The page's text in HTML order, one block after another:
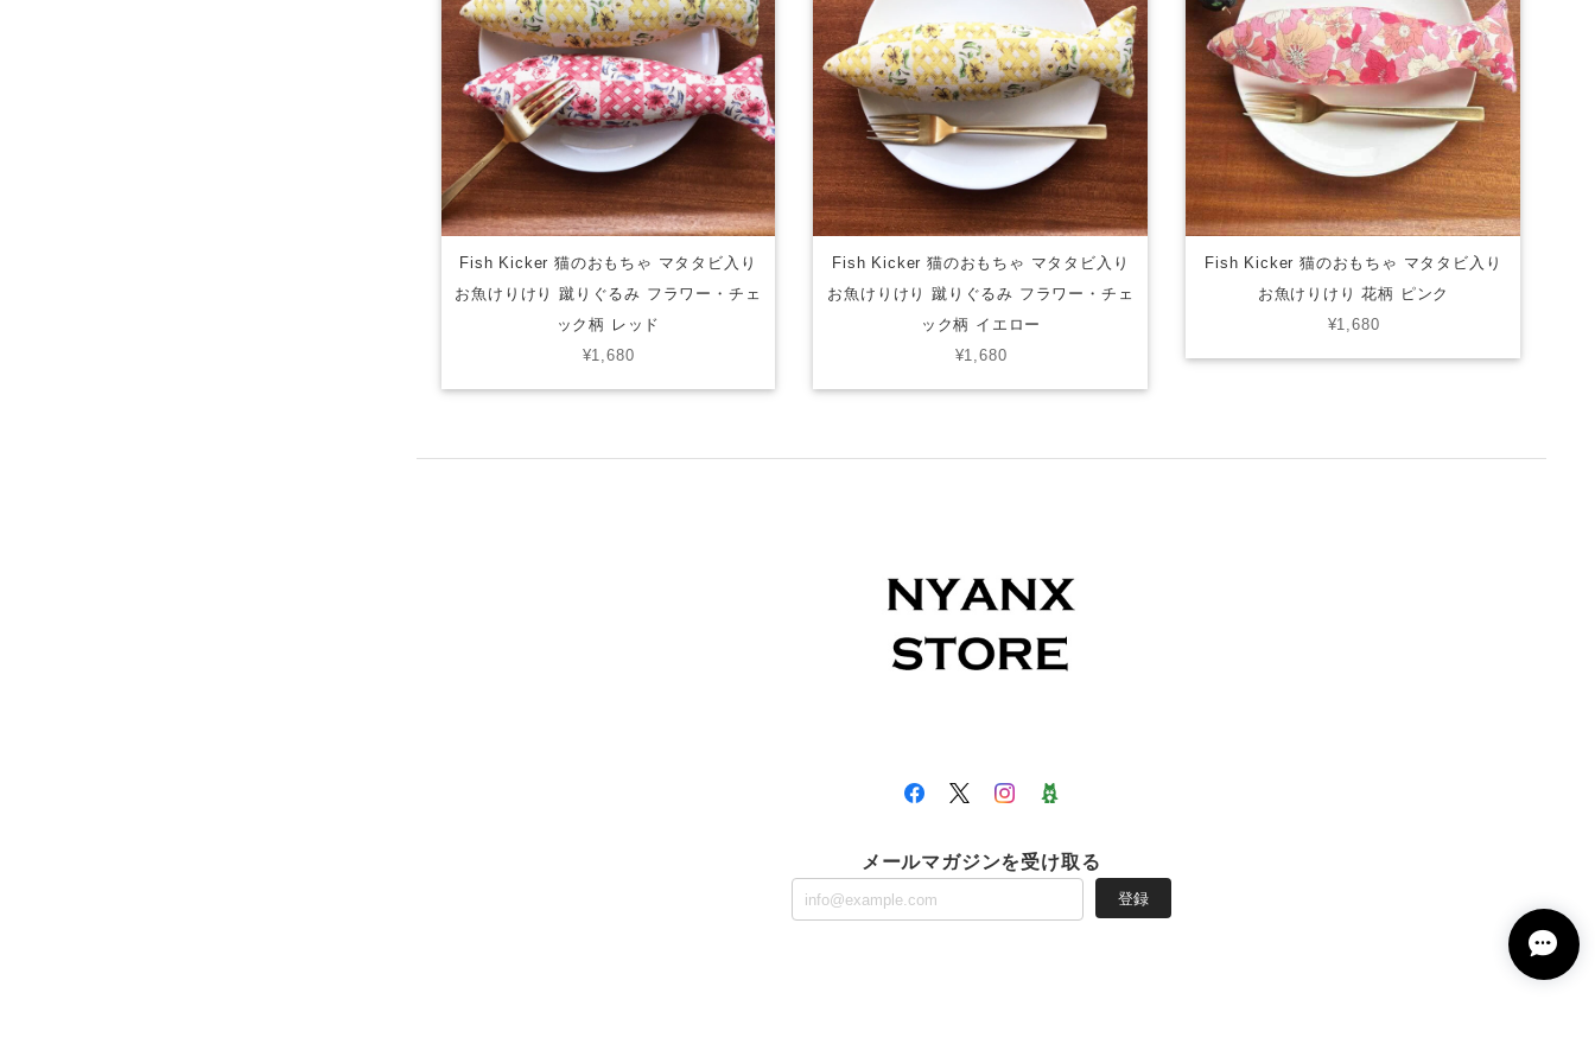
Fish Kicker 猫のおもちゃ マタタビ入り
お魚けりけり 蹴りぐるみ フラワー・チェ
ック柄 レッド
¥1,680
Fish Kicker 猫のおもちゃ マタタビ入り
お魚けりけり 蹴りぐるみ フラワー・チェ
ック柄 イエロー
¥1,680
Fish Kicker 猫のおもちゃ マタタビ入り
お魚けりけり 花柄 ピンク
¥1,680
メールマガジンを受け取る
登録